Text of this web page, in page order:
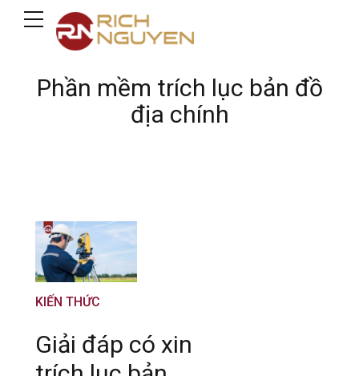
Phần mềm trích lục bản đồ
địa chính
KIẾN THỨC
Giải đáp có xin